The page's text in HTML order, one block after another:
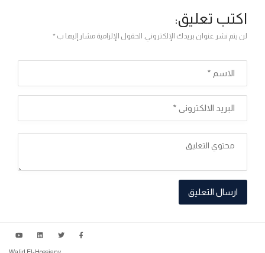
اكتب تعليق:
لن يتم نشر عنوان بريدك الإلكتروني. الحقول الإلزامية مشار إليها ب *